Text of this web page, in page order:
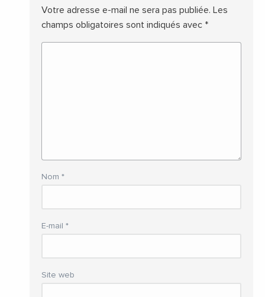
Votre adresse e-mail ne sera pas publiée. Les
champs obligatoires sont indiqués avec *
Nom *
E-mail *
Site web